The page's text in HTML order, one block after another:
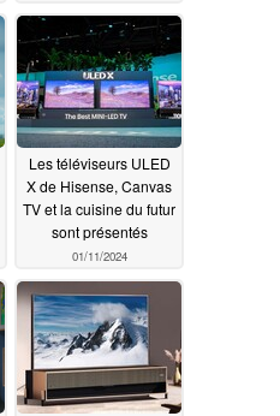
Les téléviseurs ULED
X de Hisense, Canvas
TV et la cuisine du futur
sont présentés
01/11/2024